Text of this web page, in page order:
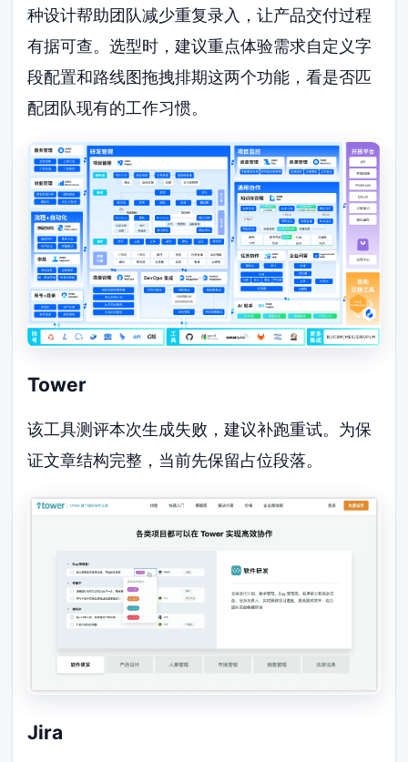
种设计帮助团队减少重复录入，让产品交付过程
有据可查。选型时，建议重点体验需求自定义字
段配置和路线图拖拽排期这两个功能，看是否匹
配团队现有的工作习惯。
Tower
该工具测评本次生成失败，建议补跑重试。为保
证文章结构完整，当前先保留占位段落。
Jira